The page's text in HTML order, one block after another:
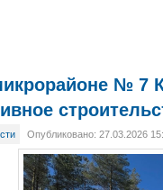
№ 7
Опубликовано: 27.03.2026